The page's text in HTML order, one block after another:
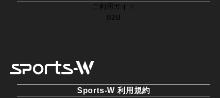
ご利用ガイド
B2B
Sports-W 利用規約